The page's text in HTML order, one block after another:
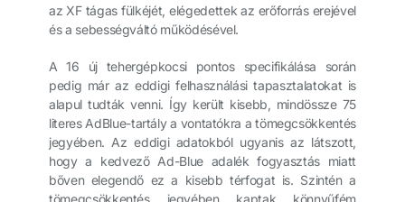
az XF tágas fülkéjét, elégedettek az erőforrás erejével
és a sebességváltó működésével.
A 16 új tehergépkocsi pontos specifikálása során
pedig már az eddigi felhasználási tapasztalatokat is
alapul tudták venni. Így került kisebb, mindössze 75
literes AdBlue-tartály a vontatókra a tömegcsökkentés
jegyében. Az eddigi adatokból ugyanis az látszott,
hogy a kedvező Ad-Blue adalék fogyasztás miatt
bőven elegendő ez a kisebb térfogat is. Szintén a
tömegcsökkentés jegyében kaptak könnyűfém